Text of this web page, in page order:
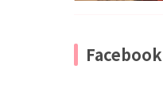
Facebook